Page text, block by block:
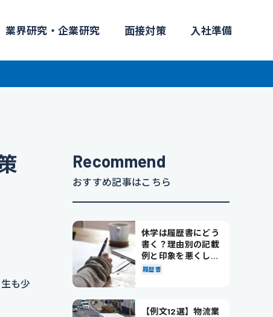
業界研究・企業研究 面接対策 入社準備
も少
Recommend
おすすめ記事はこちら
休学は履歴書にどう
書く？理由別の記載
例と印象を悪くしな
い書き方を解説
履歴書
【例文12選】物流業